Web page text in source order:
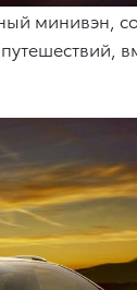
минивэн,